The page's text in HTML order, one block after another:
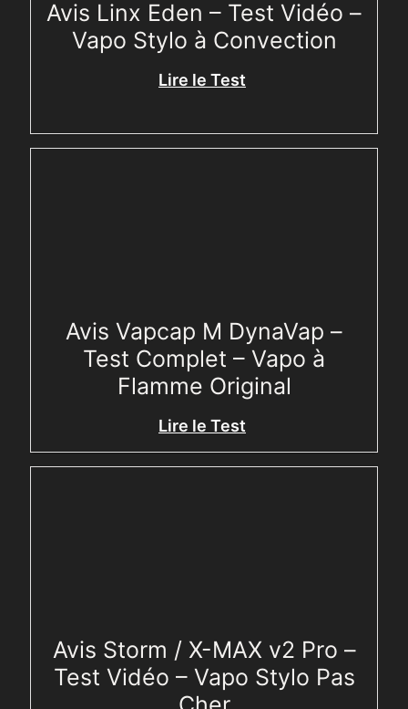
Avis Linx Eden – Test Vidéo –
Vapo Stylo à Convection
Lire le Test
Avis Vapcap M DynaVap –
Test Complet – Vapo à
Flamme Original
Lire le Test
Avis Storm / X-MAX v2 Pro –
Test Vidéo – Vapo Stylo Pas